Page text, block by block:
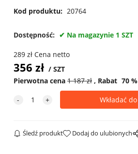
Kod produktu: 20764
Dostępność: Na magazynie 1 SZT
289zł Cena netto
356 zł
SZT
Pierwotna cena 1 187zł Rabat 70%
Śledź produkt Dodaj do ulubionych